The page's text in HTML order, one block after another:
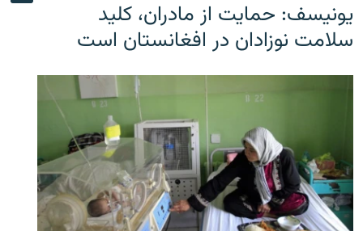
یونیسف: حمایت از مادران، کلید
سلامت نوزادان در افغانستان است